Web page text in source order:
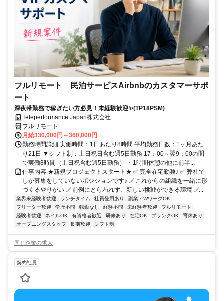
フルリモート 民泊サービスAirbnbのカスタマーサポ
ート
深夜帯勤務で稼ぎたい方必見！未経験歓迎✨(TP18PSM)
Teleperformance Japan株式会社
フルリモート
月給330,000円～360,000円
勤務時間詳細 実働時間：1日あたり8時間 平均勤務日数：1ヶ月あた
り21日 ▼シフト制：土日祝日含む週5日勤務 17：00～翌9：00の間
で実働8時間（土日祝含む週5日勤務） ・1時間休憩の他に前半...
仕事内容 ★新規プロジェクトスタート★ ✅ 完全在宅勤務♪ ✅ 弊社で
しか募集をしていないポジションです♪ ✅ これからの組織を一緒に形
づくるやりがい ✅ 前例にとらわれず、新しい挑戦ができる環境 ✅...
業界未経験者歓迎 ランチタイム 社員登用あり
副業・WワークOK
フリーター歓迎
学歴不問 転勤なし 経験不問 未経験者歓迎
フルリモート
経験者歓迎
ネイルOK 有資格者歓迎 研修あり 在宅OK ブランクOK
育休あり
オープニングスタッフ
長期歓迎 シフト制
同じ企業の求人
契約社員